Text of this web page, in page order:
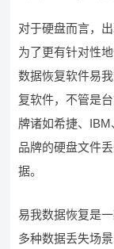
对于硬盘而言，
为了更有针对性
数据恢复软件易
复软件，不管是
牌诸如希捷、
品牌的硬盘文件
据。
易我数据恢复是
多种数据丢失场